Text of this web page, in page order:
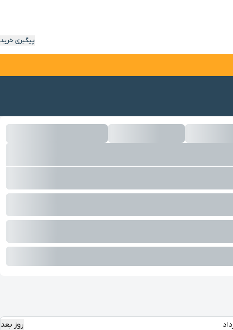
پیگیری خرید
روز بعد